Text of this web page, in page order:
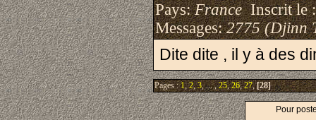
Pays:FranceInscrit le
Messages:2775 (Djinn
Dite dite , il y à des
Pages :1,2,3, ... ,25,26,27,[28]
Pour